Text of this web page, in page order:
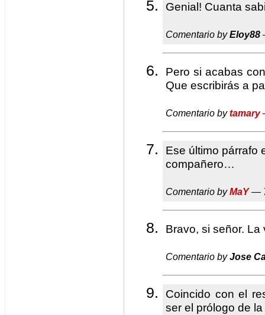
Genial! Cuanta
Comentario byEloy88
Pero si acabas
Que escribirás a
Comentario bytamary
Ese último párrafo
compañero…
Comentario byMaY—
Bravo, si señor.
Comentario byJose
Coincido con el
ser el prólogo de